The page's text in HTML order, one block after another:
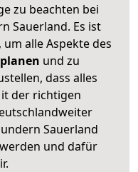
zu beachten bei
Sauerland. Es ist
alle Aspekte des
planen und zu
dass alles
der richtigen
Sauerland
und dafür